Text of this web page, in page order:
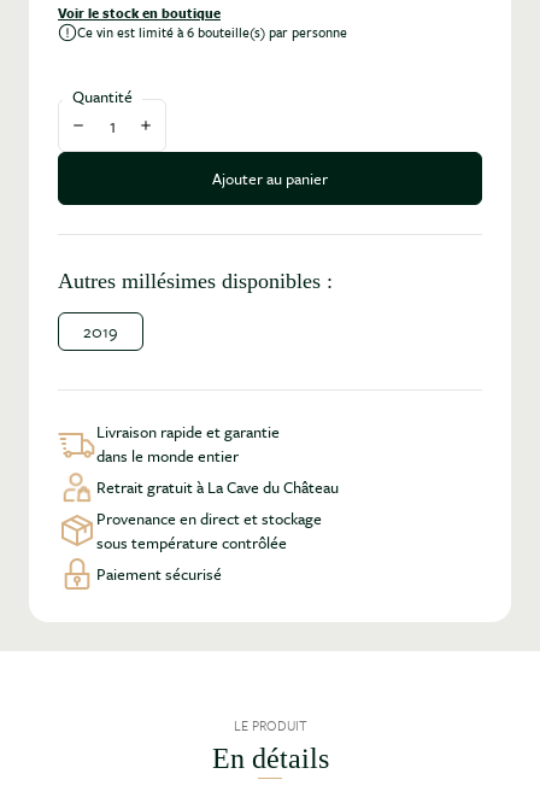
Voir le stock en boutique
Ce vin est limité à 6 bouteille(s) par personne
Quantité
Diminuer la quantité
Augmenter la quantité
Ajouter au panier
Autres millésimes disponibles :
2019
Livraison rapide et garantie
dans le monde entier
Retrait gratuit à La Cave du Château
Provenance en direct et stockage
sous température contrôlée
Paiement sécurisé
LE PRODUIT
En détails